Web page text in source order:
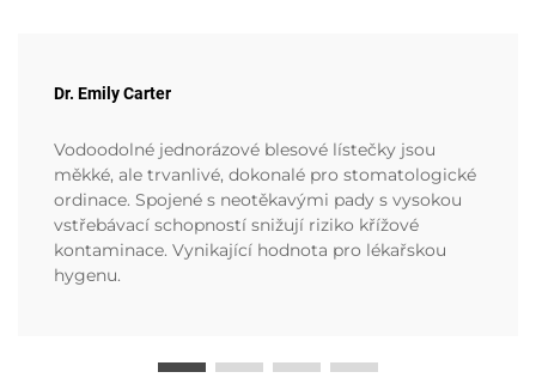
Dr. Emily Carter
Vodoodolné jednorázové blesové lístečky jsou
měkké, ale trvanlivé, dokonalé pro stomatologické
ordinace. Spojené s neotěkavými pady s vysokou
vstřebávací schopností snižují riziko křížové
kontaminace. Vynikající hodnota pro lékařskou
hygenu.